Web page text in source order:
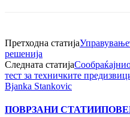
Претходна статија
решенија
Следната статија
тест за техничките
Bjanka Stankovic
ПОВРЗАНИ СТАТИИ